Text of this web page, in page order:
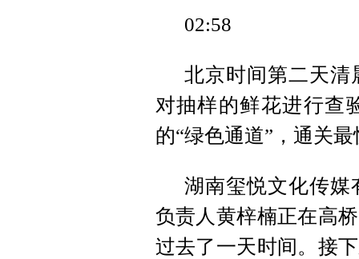
02:58
北京时间第二天清
对抽样的鲜花进行查
的“绿色通道”，通关
湖南玺悦文化传媒
负责人黄梓楠正在高
过去了一天时间。接